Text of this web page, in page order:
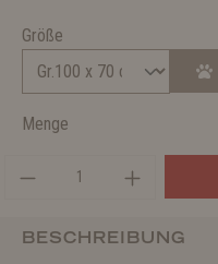
Größe
Menge
BESCHREIBUNG